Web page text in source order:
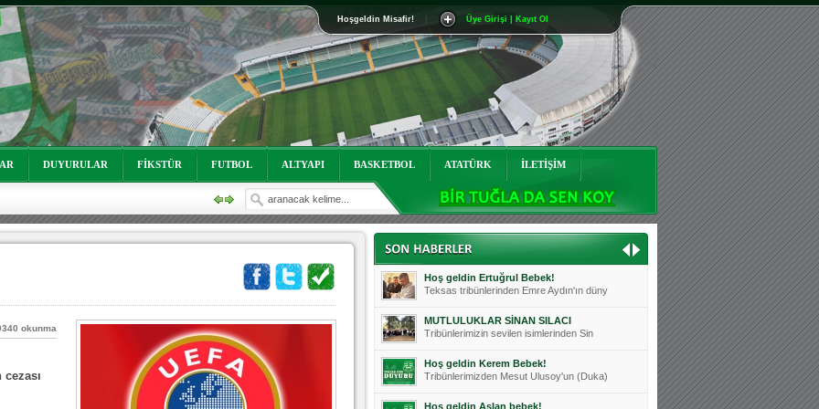
Hoşgeldin Misafir! Üye Girişi | Kayıt Ol
DUYURULAR FİKSTÜR FUTBOL ALTYAPI BASKETBOL ATATÜRK İLETİŞİM
okunma
Mutluluklar Ceyhun Tetik
Teksas tribünlerinin sevilen isimlerinde
Bursasporumuzun önü açılsın is
Teksaslı Bursasporlular Derneği Başkanı
Hoş geldin Alaz Bebek!
Teksas.org sistem yöneticisi, ekibimizin
Hoş geldin Göktuğ Bebek!
Teksas.org ekibimizden ve tribünlerimizi
Hoş geldin Kadir Kağan Bebek!
Teksas tribünlerinden Basri İleri'nin dü
Hoş geldin Ertuğrul Bebek!
Teksas tribünlerinden Emre Aydın'ın düny
MUTLULUKLAR SİNAN SILACI
Tribünlerimizin sevilen isimlerinden Sin
Hoş geldin Kerem Bebek!
Tribünlerimizden Mesut Ulusoy'un (Duka)
Hoş geldin Aslan bebek!